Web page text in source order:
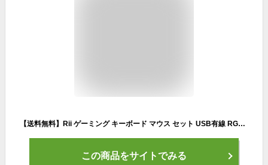
【送料無料】Rii ゲーミング キーボード マウス セット USB有線 RGBバックライト 109キー日本語配列 リストレスト「無変換」/「変換」キー付き 4階段DPI ゲーミングマウス 19キー防衝突 防水 Windows/VISTA/XLinuxなどシステムに対応 RK400
この商品をサイトでみる